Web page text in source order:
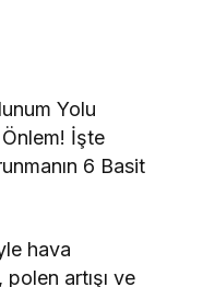
Yolu
Önlem! İşte
6 Basit
hava
polen artışı ve